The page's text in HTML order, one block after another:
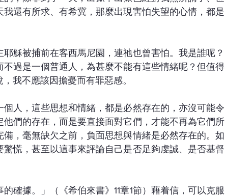
還有所求、有希冀，那麼出現害怕失望的心情，都是
穌被捕前在客西馬尼園，連祂也曾害怕。我是誰呢？
過是一個普通人，為甚麼不能有這些情緒呢？但值得
我不應該因擔憂而有罪惡感。
人，這些思想和情緒，都是必然存在的，亦沒可能令
們的存在，而是要直接面對它們，才能不再為它們所
，毫無缺欠之前，負面思想與情緒是必然存在的。如
慌，甚至以這事來評論自己是否足夠虔誠、是否基督
確據。」（《希伯來書》11章1節）藉着信，可以克服